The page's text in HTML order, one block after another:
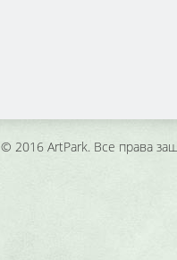
© 2016 ArtPark. Все права